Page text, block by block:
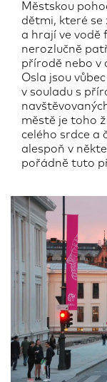
Městskou
dětmi, které se
a hrají ve vodě
nerozlučně
přírodě nebo v
Osla jsou
v souladu s
městě je toho
celého srdce a
alespoň v
pořádně tuto